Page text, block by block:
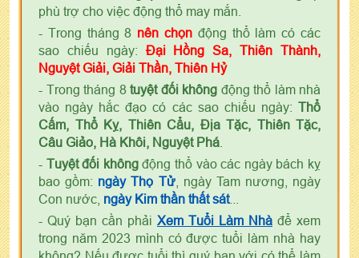
phù trợ cho việc động thổ may mắn.
- Trong tháng 8 nên chọn động thổ làm có các
sao chiếu ngày: Đại Hồng Sa, Thiên Thành,
Nguyệt Giải, Giải Thần, Thiên Hỷ
- Trong tháng 8 tuyệt đối không động thổ làm nhà
vào ngày hắc đạo có các sao chiếu ngày: Thổ
Cấm, Thổ Kỵ, Thiên Cẩu, Địa Tặc, Thiên Tặc,
Câu Giảo, Hà Khôi, Nguyệt Phá
- Tuyệt đối khôngđộng thổ vào các ngày bách kỵ
bao gồm: ngày Thọ Tử, ngày Tam nương, ngày
Con nước, ngày Kim thần thất sát...
- Quý bạn cần phải Xem Tuổi Làm Nhà để xem
trong năm 2023 mình có được tuổi làm nhà hay